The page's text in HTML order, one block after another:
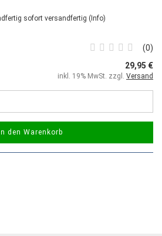
sofort versandfertig (Info)
0
29,95 €
inkl. 19% MwSt. zzgl. Versand
In den Warenkorb